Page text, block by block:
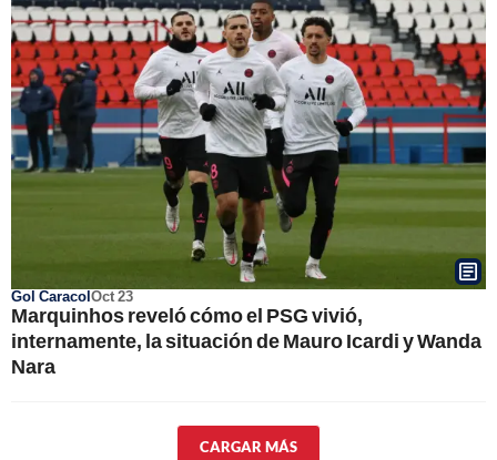
Gol CaracolOct 23
Marquinhos reveló cómo el PSG vivió,
internamente, la situación de Mauro Icardi y Wanda
Nara
CARGAR MÁS